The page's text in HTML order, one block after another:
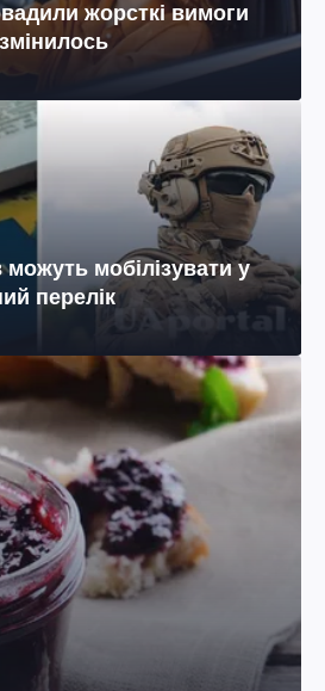
жорсткі вимоги
можуть мобілізувати у
перелік